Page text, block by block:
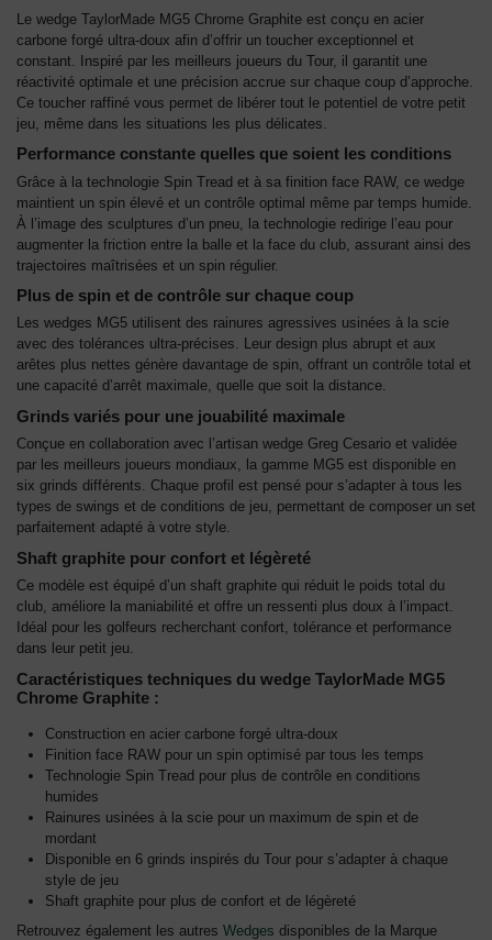
Le wedge TaylorMade MG5 Chrome Graphite est conçu en acier
carbone forgé ultra-doux afin d’offrir un toucher exceptionnel et
constant. Inspiré par les meilleurs joueurs du Tour, il garantit une
réactivité optimale et une précision accrue sur chaque coup d’approche.
Ce toucher raffiné vous permet de libérer tout le potentiel de votre petit
jeu, même dans les situations les plus délicates.
Performance constante quelles que soient les conditions
Grâce à la technologie Spin Tread et à sa finition face RAW, ce wedge
maintient un spin élevé et un contrôle optimal même par temps humide.
À l’image des sculptures d’un pneu, la technologie redirige l’eau pour
augmenter la friction entre la balle et la face du club, assurant ainsi des
trajectoires maîtrisées et un spin régulier.
Plus de spin et de contrôle sur chaque coup
Les wedges MG5 utilisent des rainures agressives usinées à la scie
avec des tolérances ultra-précises. Leur design plus abrupt et aux
arêtes plus nettes génère davantage de spin, offrant un contrôle total et
une capacité d’arrêt maximale, quelle que soit la distance.
Grinds variés pour une jouabilité maximale
Conçue en collaboration avec l’artisan wedge Greg Cesario et validée
par les meilleurs joueurs mondiaux, la gamme MG5 est disponible en
six grinds différents. Chaque profil est pensé pour s’adapter à tous les
types de swings et de conditions de jeu, permettant de composer un set
parfaitement adapté à votre style.
Shaft graphite pour confort et légèreté
Ce modèle est équipé d’un shaft graphite qui réduit le poids total du
club, améliore la maniabilité et offre un ressenti plus doux à l’impact.
Idéal pour les golfeurs recherchant confort, tolérance et performance
dans leur petit jeu.
Caractéristiques techniques du wedge TaylorMade MG5
Chrome Graphite :
Construction en acier carbone forgé ultra-doux
Finition face RAW pour un spin optimisé par tous les temps
Technologie Spin Tread pour plus de contrôle en conditions
humides
Rainures usinées à la scie pour un maximum de spin et de
mordant
Disponible en 6 grinds inspirés du Tour pour s’adapter à chaque
style de jeu
Shaft graphite pour plus de confort et de légèreté
Retrouvez également les autres Wedges disponibles de la Marque